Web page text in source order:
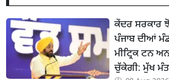
ਕੇਂਦਰ ਸਰਕਾਰ
ਪੰਜਾਬ ਦੀਆਂ
ਮੀਟ੍ਰਿਕ ਟਨ
ਚੁੱਕੇਗੀ: ਮੁੱਖ